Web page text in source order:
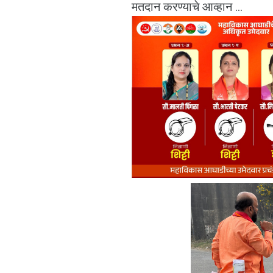
मतदान करण्याचे आव्हान ...